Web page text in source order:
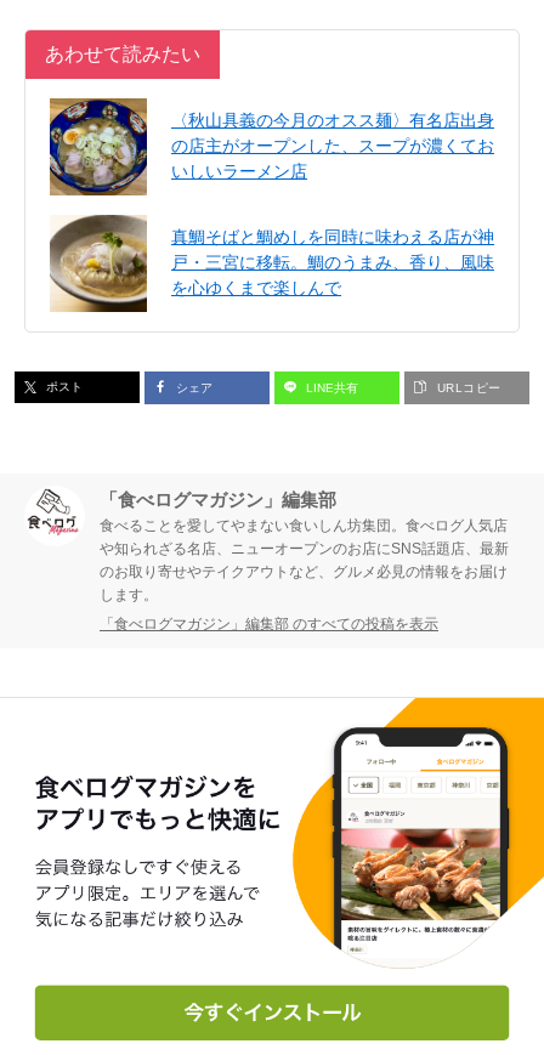
あわせて読みたい
〈秋山具義の今月のオスス麺〉有名店出身
の店主がオープンした、スープが濃くてお
いしいラーメン店
真鯛そばと鯛めしを同時に味わえる店が神
戸・三宮に移転。鯛のうまみ、香り、風味
を心ゆくまで楽しんで
ポスト シェア LINE共有 URLコピー
「食べログマガジン」編集部
食べることを愛してやまない食いしん坊集団。食べログ人気店
や知られざる名店、ニューオープンのお店にSNS話題店、最新
のお取り寄せやテイクアウトなど、グルメ必見の情報をお届け
します。
「食べログマガジン」編集部 のすべての投稿を表示